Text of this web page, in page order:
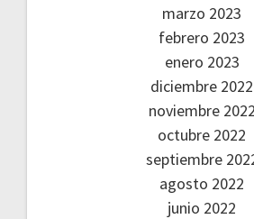
marzo 2023
febrero 2023
enero 2023
diciembre 2022
noviembre 2022
octubre 2022
septiembre
agosto 2022
junio 2022